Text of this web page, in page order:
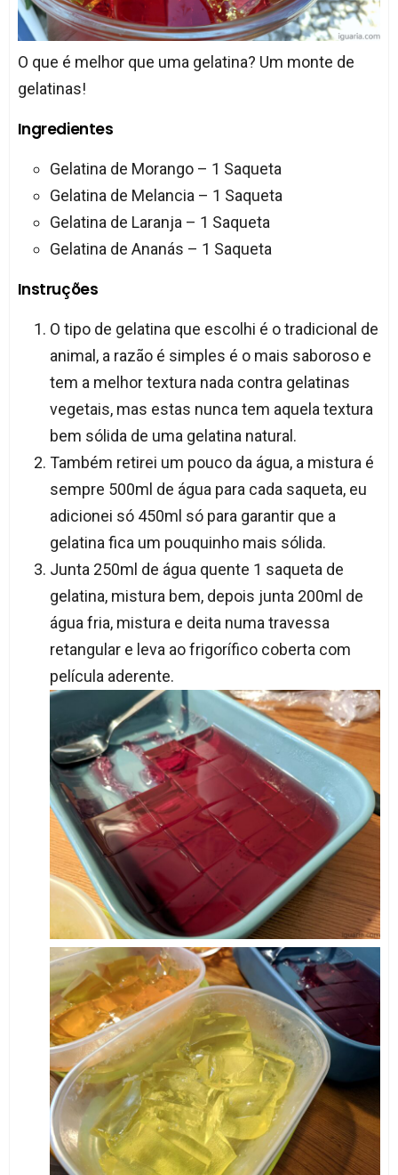
O que é melhor que uma gelatina? Um monte de
gelatinas!
Ingredientes
Gelatina de Morango – 1 Saqueta
Gelatina de Melancia – 1 Saqueta
Gelatina de Laranja – 1 Saqueta
Gelatina de Ananás – 1 Saqueta
Instruções
O tipo de gelatina que escolhi é o tradicional de
animal, a razão é simples é o mais saboroso e
tem a melhor textura nada contra gelatinas
vegetais, mas estas nunca tem aquela textura
bem sólida de uma gelatina natural.
Também retirei um pouco da água, a mistura é
sempre 500ml de água para cada saqueta, eu
adicionei só 450ml só para garantir que a
gelatina fica um pouquinho mais sólida.
Junta 250ml de água quente 1 saqueta de
gelatina, mistura bem, depois junta 200ml de
água fria, mistura e deita numa travessa
retangular e leva ao frigorífico coberta com
película aderente.